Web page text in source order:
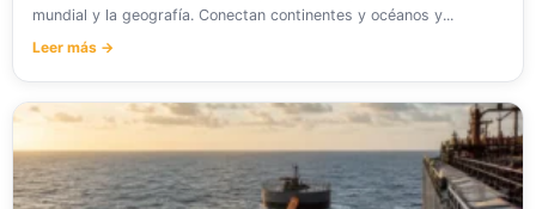
mundial y la geografía. Conectan continentes y océanos y...
Leer más →